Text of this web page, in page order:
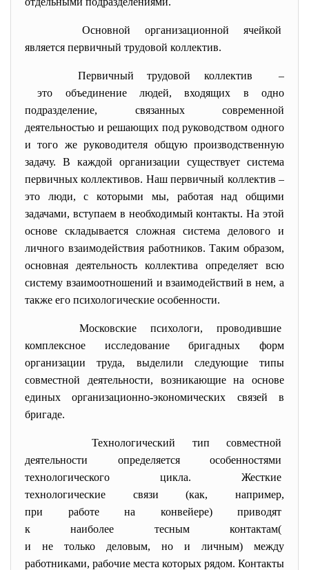
Основной организационной ячейкой
является первичный трудовой коллектив.
Первичный трудовой коллектив –
это объединение людей,входящих в одно
подразделение, связанных современной
деятельностью и решающих под руководством одного
и того же руководителя общую производственную
задачу. В каждой организации существует система
первичных коллективов. Наш первичный коллектив –
это люди, с которыми мы, работая над общими
задачами, вступаем в необходимый контакты. На этой
основе складывается сложная система делового и
личного взаимодействия работников. Таким образом,
основная деятельность коллектива определяет всю
систему взаимоотношений и взаимодействий в нем, а
также его психологические особенности.
Московские психологи, проводившие
комплексное исследование бригадных форм
организации труда, выделили следующие типы
совместной деятельности, возникающие на основе
единых организационно-экономических связей в
бригаде.
Технологический тип совместной
деятельности определяется особенностями
технологического цикла. Жесткие
технологические связи (как, например,
при работе на конвейере) приводят
к наиболее тесным контактам(
и не только деловым, но и личным) между
работниками, рабочие места которых рядом. Контакты